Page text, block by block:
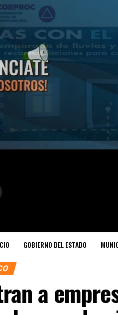
GOBIERNO DEL ESTADO
a